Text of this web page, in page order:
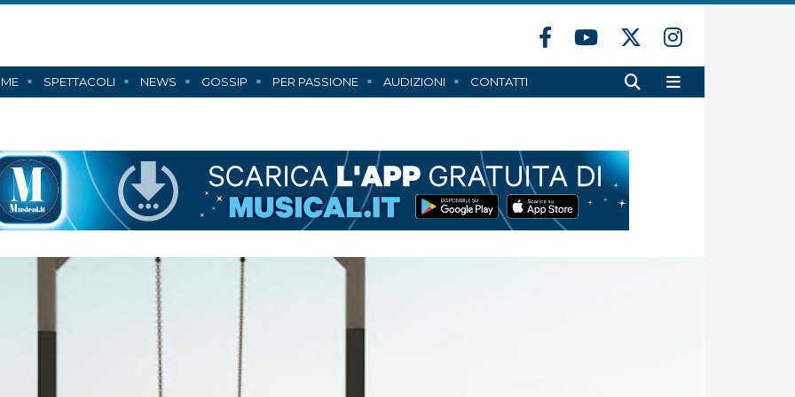
SPETTACOLI NEWS GOSSIP PER PASSIONE AUDIZIONI CONTATTI